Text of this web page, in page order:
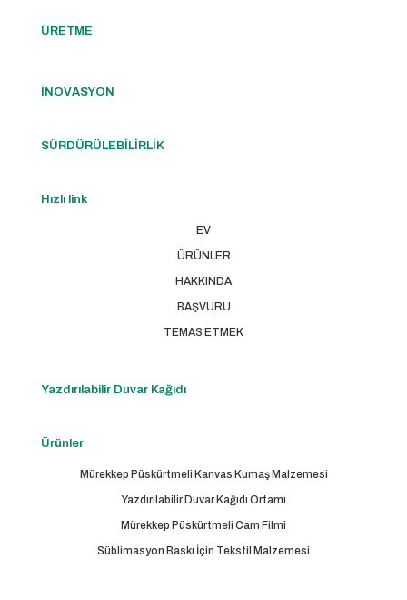
ÜRETME
İNOVASYON
SÜRDÜRÜLEBİLİRLİK
Hızlı link
EV
ÜRÜNLER
HAKKINDA
BAŞVURU
TEMAS ETMEK
Yazdırılabilir Duvar Kağıdı
Ürünler
Mürekkep Püskürtmeli Kanvas Kumaş Malzemesi
Yazdırılabilir Duvar Kağıdı Ortamı
Mürekkep Püskürtmeli Cam Filmi
Süblimasyon Baskı İçin Tekstil Malzemesi